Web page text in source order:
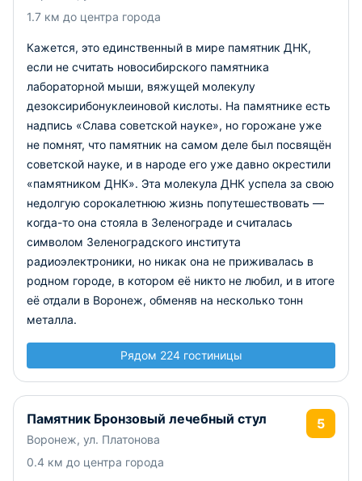
1.7 км до центра города
Кажется, это единственный в мире памятник ДНК,
если не считать новосибирского памятника
лабораторной мыши, вяжущей молекулу
дезоксирибонуклеиновой кислоты. На памятнике есть
надпись «Слава советской науке», но горожане уже
не помнят, что памятник на самом деле был посвящён
советской науке, и в народе его уже давно окрестили
«памятником ДНК». Эта молекула ДНК успела за свою
недолгую сорокалетнюю жизнь попутешествовать —
когда-то она стояла в Зеленограде и считалась
символом Зеленоградского института
радиоэлектроники, но никак она не приживалась в
родном городе, в котором её никто не любил, и в итоге
её отдали в Воронеж, обменяв на несколько тонн
металла.
Рядом 224 гостиницы
Памятник Бронзовый лечебный стул
Воронеж, ул. Платонова
0.4 км до центра города
5